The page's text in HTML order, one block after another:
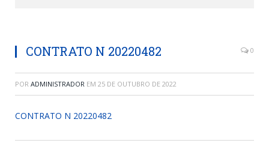
CONTRATO N 20220482 0
POR ADMINISTRADOR EM 25 DE OUTUBRO DE 2022
CONTRATO N 20220482